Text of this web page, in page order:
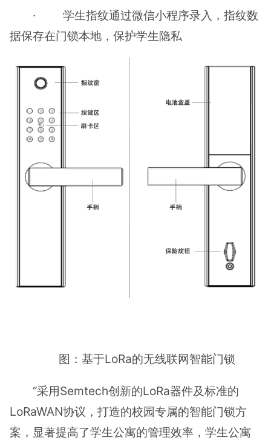
· 学生指纹通过微信小程序录入，指纹数
据保存在门锁本地，保护学生隐私
图：基于LoRa的无线联网智能门锁
“采用Semtech创新的LoRa器件及标准的
LoRaWAN协议，打造的校园专属的智能门锁方
案，显著提高了学生公寓的管理效率，学生公寓